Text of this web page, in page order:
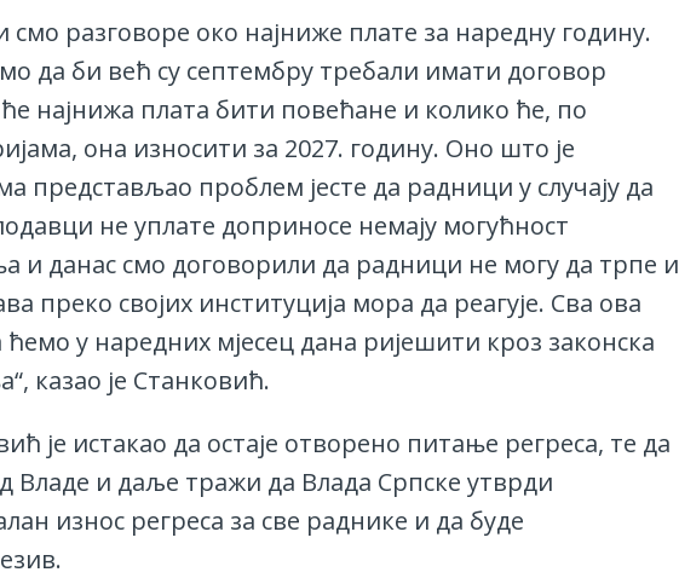
смо разговоре око најниже плате за наредну годину.
да би већ су септембру требали имати договор
најнижа плата бити повећане и колико ће, по
она износити за 2027. годину. Оно што је
представљао проблем јесте да радници у случају да
не уплате доприносе немају могућност
и данас смо договорили да радници не могу да трпе и
преко својих институција мора да реагује. Сва ова
у наредних мјесец дана ријешити кроз законска
казао је Станковић.
је истакао да остаје отворено питање регреса, те да
Владе и даље тражи да Влада Српске утврди
износ регрeса за све раднике и да буде